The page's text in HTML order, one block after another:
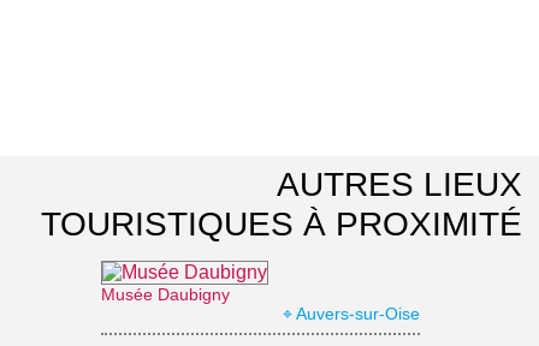
AUTRES LIEUX
TOURISTIQUES À PROXIMITÉ
Musée Daubigny
⌖ Auvers-sur-Oise